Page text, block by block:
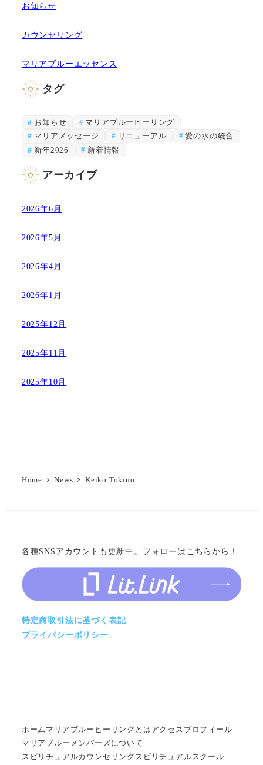
お知らせ
カウンセリング
マリアブルーエッセンス
タグ
お知らせ
マリアブルーヒーリング
マリアメッセージ
リニューアル
愛の水の統合
新年2026
新着情報
アーカイブ
2026年6月
2026年5月
2026年4月
2026年1月
2025年12月
2025年11月
2025年10月
Home News Keiko Tokino
各種SNSアカウントも更新中。フォローはこちらから！
特定商取引法に基づく表記
プライバシーポリシー
ホーム マリアブルーヒーリングとは アクセス プロフィール
マリアブルーメンバーズについて
スピリチュアルカウンセリングスピリチュアルスクール